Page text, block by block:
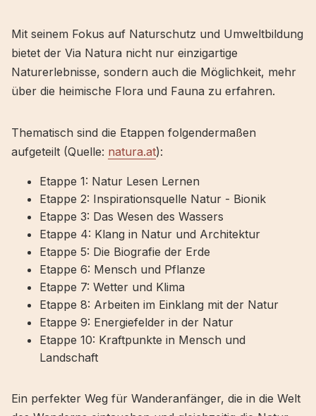
Mit seinem Fokus auf Naturschutz und Umweltbildung
bietet der Via Natura nicht nur einzigartige
Naturerlebnisse, sondern auch die Möglichkeit, mehr
über die heimische Flora und Fauna zu erfahren.
Thematisch sind die Etappen folgendermaßen
aufgeteilt (Quelle: natura.at):
Etappe 1: Natur Lesen Lernen
Etappe 2: Inspirationsquelle Natur - Bionik
Etappe 3: Das Wesen des Wassers
Etappe 4: Klang in Natur und Architektur
Etappe 5: Die Biografie der Erde
Etappe 6: Mensch und Pflanze
Etappe 7: Wetter und Klima
Etappe 8: Arbeiten im Einklang mit der Natur
Etappe 9: Energiefelder in der Natur
Etappe 10: Kraftpunkte in Mensch und
Landschaft
Ein perfekter Weg für Wanderanfänger, die in die Welt